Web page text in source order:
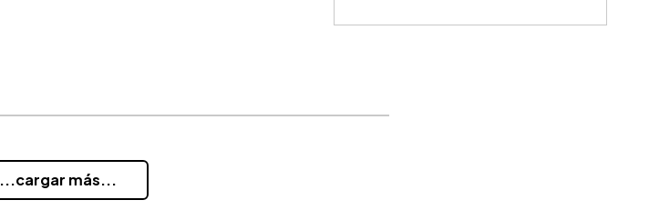
...cargar más...